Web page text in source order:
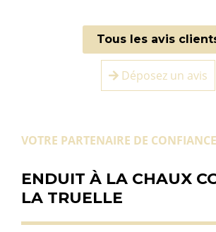
Tous les avis
Déposez un avis
VOTRE PARTENAIRE DE CONFIANCE
ENDUIT À LA CHAUX
LA TRUELLE